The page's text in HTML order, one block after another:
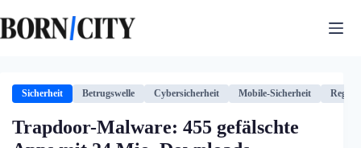
Inhalt
springen
Sicherheit Betrugswelle Cybersicherheit Mobile-Sicherheit
Trapdoor-Malware: 455 gefälschte